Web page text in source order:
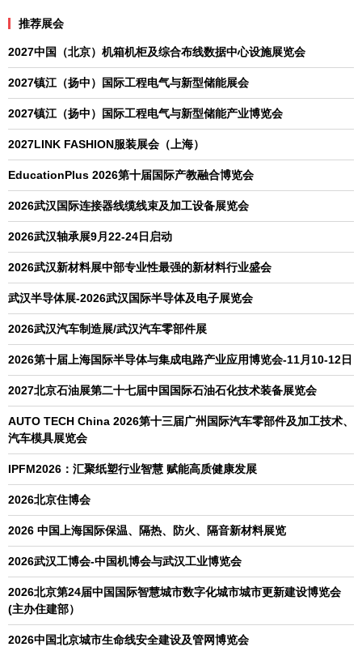
推荐展会
2027中国（北京）机箱机柜及综合布线数据中心设施展览会
2027镇江（扬中）国际工程电气与新型储能展会
2027镇江（扬中）国际工程电气与新型储能产业博览会
2027LINK FASHION服装展会（上海）
EducationPlus 2026第十届国际产教融合博览会
2026武汉国际连接器线缆线束及加工设备展览会
2026武汉轴承展9月22-24日启动
2026武汉新材料展中部专业性最强的新材料行业盛会
武汉半导体展-2026武汉国际半导体及电子展览会
2026武汉汽车制造展/武汉汽车零部件展
2026第十届上海国际半导体与集成电路产业应用博览会-11月10-12日
2027北京石油展第二十七届中国国际石油石化技术装备展览会
AUTO TECH China 2026第十三届广州国际汽车零部件及加工技术、
汽车模具展览会
IPFM2026：汇聚纸塑行业智慧 赋能高质健康发展
2026北京住博会
2026 中国上海国际保温、隔热、防火、隔音新材料展览
2026武汉工博会-中国机博会与武汉工业博览会
2026北京第24届中国国际智慧城市数字化城市城市更新建设博览会
(主办住建部）
2026中国北京城市生命线安全建设及管网博览会